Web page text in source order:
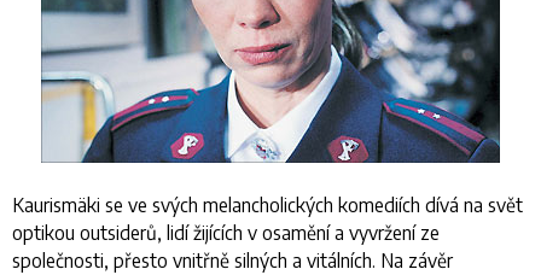
Kaurismäki se ve svých melancholických komediích dívá na svět
optikou outsiderů, lidí žijících v osamění a vyvržení ze
společnosti, přesto vnitřně silných a vitálních. Na závěr